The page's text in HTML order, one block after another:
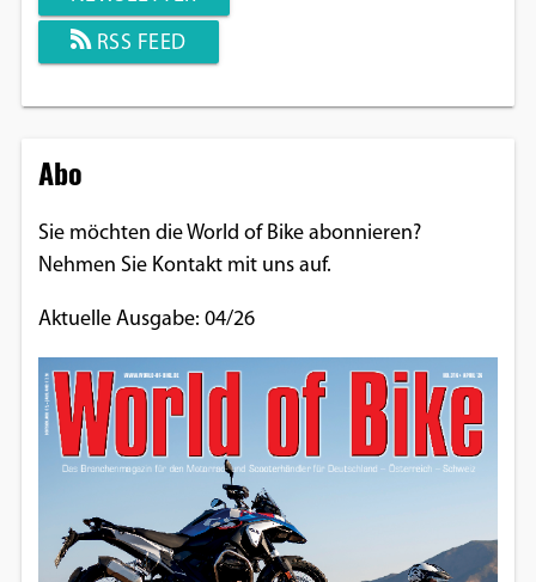
RSS FEED
Abo
Sie möchten die World of Bike abonnieren?
Nehmen Sie Kontakt mit uns auf.
Aktuelle Ausgabe: 04/26